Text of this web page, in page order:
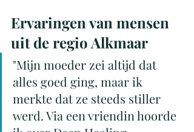
Ervaringen van mensen
uit de regio Alkmaar
"Mijn moeder zei altijd dat
alles goed ging, maar ik
merkte dat ze steeds stiller
werd. Via een vriendin hoorde